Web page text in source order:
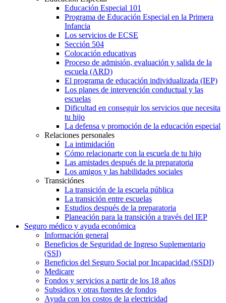
Educación Especial 101
Programa de Educación Especial en la Primera
Infancia
Los servicios de ECSE
Sección 504
Colocación educativas
Proceso de admisión, evaluación y salida de la
escuela (ARD)
El programa de educación individualizada (IEP)
Los planes de intervención conductual y las
escuelas
Dificultad en conseguir los servicios que necesita
tu hijo
La defensa y promoción de la educación especial
Relaciones personales
La intimidación
Cómo relacionarte con la escuela de tu hijo
Las amistades después de la preparatoria
Los amigos y las habilidades sociales
Transiciónes
La transición de la escuela pública
La transición entre escuelas
Estudios después de la preparatoria
Planeación para la transición a través del IEP
Seguro médico y ayuda económica
Información general
Beneficios de Seguridad de Ingreso Suplementario
(SSI)
Beneficios del Seguro Social por Incapacidad (SSDI)
Medicare
Fondos y servicios a partir de los 18 años
Subsidios y otras fuentes de fondos
Ayuda con los costos de la electricidad